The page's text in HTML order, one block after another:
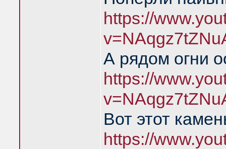
https://
А рядом огни
https://
Вот этот
https://